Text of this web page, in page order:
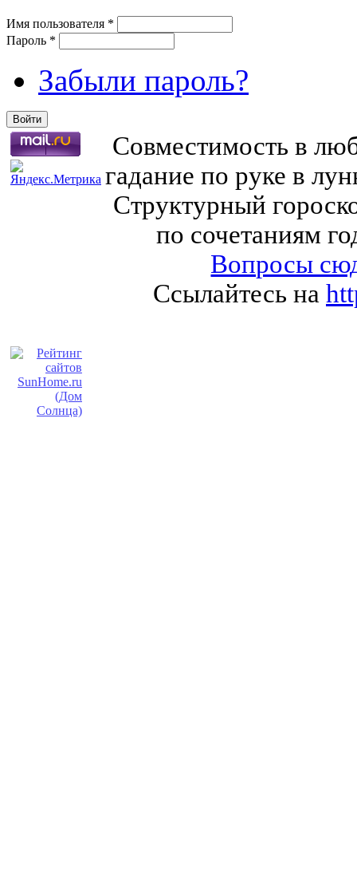
Имя пользователя *
Пароль *
Забыли пароль?
Совместимость в
гадание по руке в
Структурный
по сочетаниям
Вопросы
Ссылайтесь на